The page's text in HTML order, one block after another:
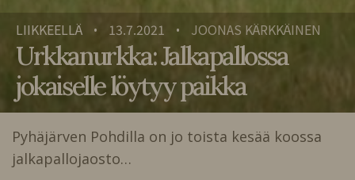
LIIKKEELLÄ • 13.7.2021 • JOONAS KÄRKKÄINEN
Urkkanurkka: Jalkapallossa
jokaiselle löytyy paikka
Pyhäjärven Pohdilla on jo toista kesää koossa
jalkapallojaosto…